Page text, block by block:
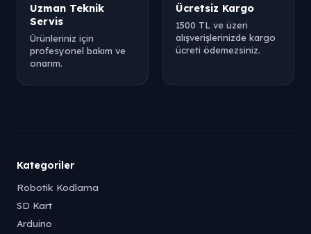
Uzman Teknik
Servis
Ürünleriniz için
profesyonel bakım ve
onarım.
Ücretsiz Kargo
1500 TL ve üzeri
alışverişlerinizde kargo
ücreti ödemezsiniz.
Kategoriler
Robotik Kodlama
SD Kart
Arduino